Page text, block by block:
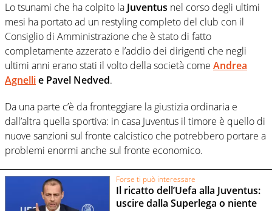
Lo tsunami che ha colpito la Juventus nel corso degli ultimi
mesi ha portato ad un restyling completo del club con il
Consiglio di Amministrazione che è stato di fatto
completamente azzerato e l’addio dei dirigenti che negli
ultimi anni erano stati il volto della società come Andrea
Agnellie Pavel Nedved.
Da una parte c’è da fronteggiare la giustizia ordinaria e
dall’altra quella sportiva: in casa Juventus il timore è quello di
nuove sanzioni sul fronte calcistico che potrebbero portare a
problemi enormi anche sul fronte economico.
Forse ti può interessare
Il ricatto dell’Uefa alla Juventus:
uscire dalla Superlega o niente